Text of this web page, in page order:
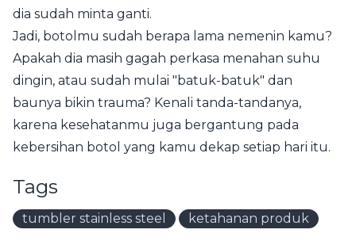
dia sudah minta ganti.
Jadi, botolmu sudah berapa lama nemenin kamu?
Apakah dia masih gagah perkasa menahan suhu
dingin, atau sudah mulai "batuk-batuk" dan
baunya bikin trauma? Kenali tanda-tandanya,
karena kesehatanmu juga bergantung pada
kebersihan botol yang kamu dekap setiap hari itu.
Tags
tumbler stainless steel ketahanan produk